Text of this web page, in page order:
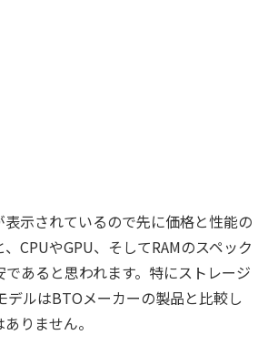
示されているので先に価格と性能の
CPUやGPU、そしてRAMのスペック
あると思われます。特にストレージ
デルはBTOメーカーの製品と比較し
りません。